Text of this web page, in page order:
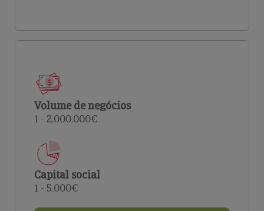
Volume de negócios
1 - 2.000.000€
Capital social
1 - 5.000€